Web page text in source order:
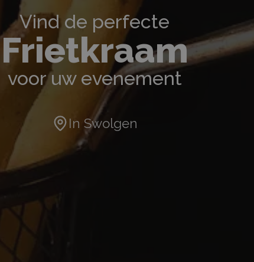
Vind de perfecte
Frietkraam
voor uw evenement
In Swolgen